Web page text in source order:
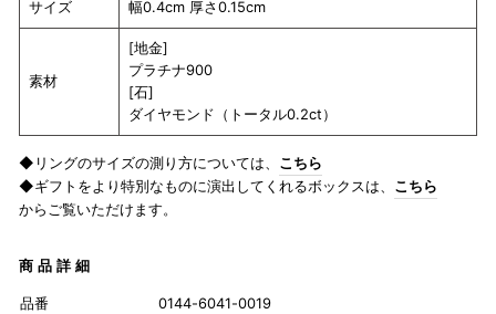
サイズ 幅0.4cm 厚さ0.15cm
素材
[地金]
プラチナ900
[石]
ダイヤモンド（トータル0.2ct）
◆リングのサイズの測り方については、 こちら
◆ギフトをより特別なものに演出してくれるボックスは、 こちら
からご覧いただけます。
商品詳細
品番
0144-6041-0019